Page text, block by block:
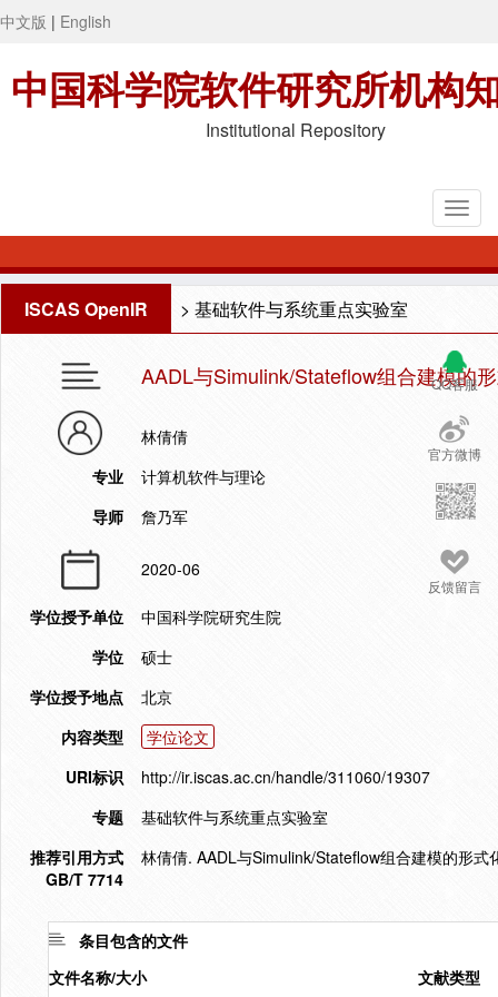
中文版 | English
中国科学院软件研究所机构
Institutional Repository
ISCAS OpenIR > 基础软件与系统重点实验室
QQ客服
官方微博
反馈留言
AADL与Simulink/Stateflow组合建模的
林倩倩
专业
计算机软件与理论
导师
詹乃军
2020-06
学位授予单位
中国科学院研究生院
学位
硕士
学位授予地点
北京
内容类型
学位论文
URI标识
http://ir.iscas.ac.cn/handle/311060/19307
专题
基础软件与系统重点实验室
推荐引用方式
GB/T 7714
林倩倩. AADL与Simulink/Stateflow组合建模的形
条目包含的文件
文件名称/大小
文献类型